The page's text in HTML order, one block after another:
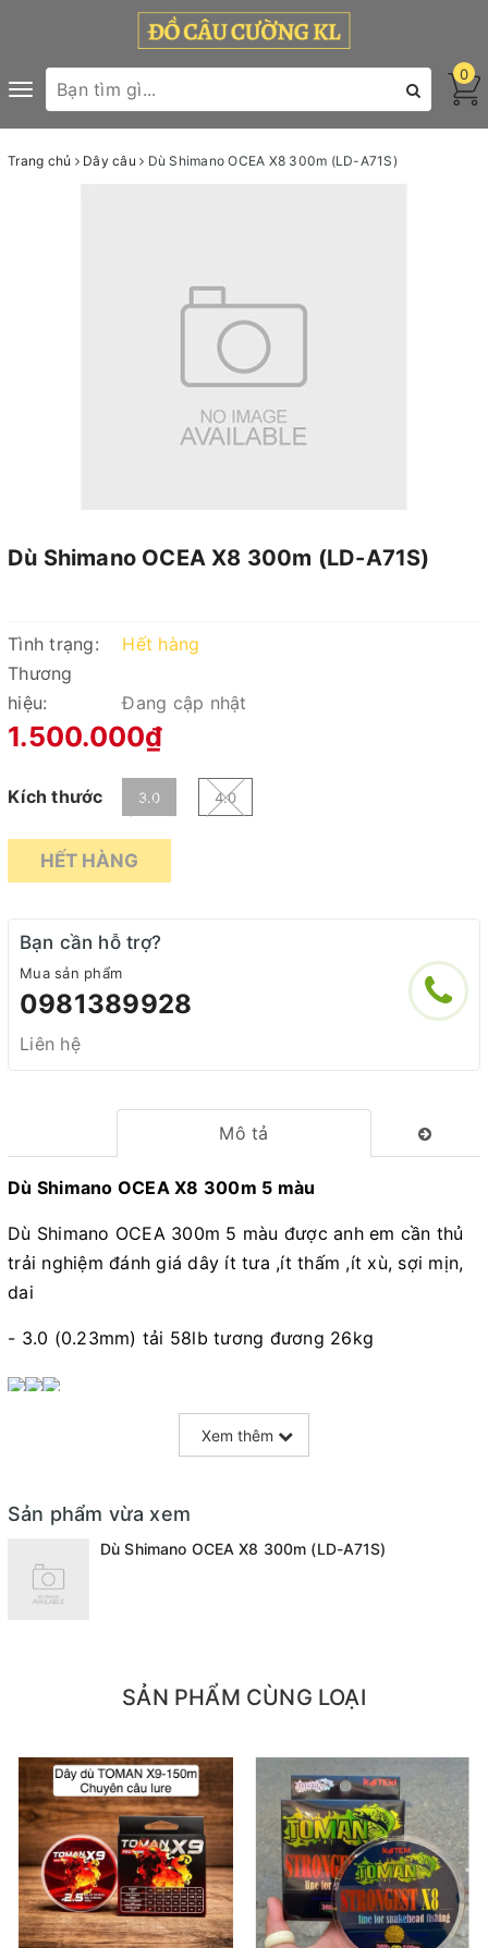
Toggle
navigation
0
Trang chủ Dây câu Dù Shimano OCEA X8 300m (LD-A71S)
Dù Shimano OCEA X8 300m (LD-A71S)
Tình trạng:
Hết hàng
Thương
hiệu:
Đang cập nhật
1.500.000₫
Kích thước 3.0 4.0
HẾT HÀNG
Bạn cần hỗ trợ?
Mua sản phẩm
0981389928
Liên hệ
Mô tả
Dù Shimano OCEA X8 300m 5 màu
Dù Shimano OCEA 300m 5 màu được anh em cần thủ
trải nghiệm đánh giá dây ít tưa ,ít thấm ,ít xù, sợi mịn,
dai
- 3.0 (0.23mm) tải 58lb tương đương 26kg
Xem thêm
Sản phẩm vừa xem
Dù Shimano OCEA X8 300m (LD-A71S)
SẢN PHẨM CÙNG LOẠI